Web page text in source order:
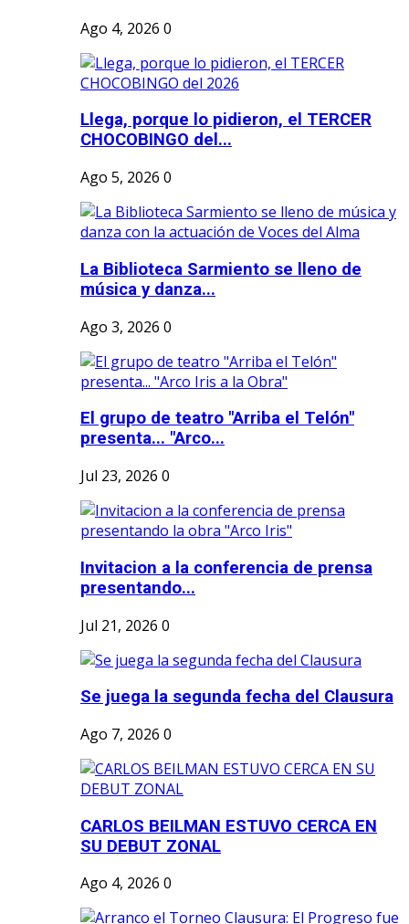
Ago 4, 2026 0
Llega, porque lo pidieron, el TERCER
CHOCOBINGO del...
Ago 5, 2026 0
La Biblioteca Sarmiento se lleno de
música y danza...
Ago 3, 2026 0
El grupo de teatro "Arriba el Telón"
presenta... "Arco...
Jul 23, 2026 0
Invitacion a la conferencia de prensa
presentando...
Jul 21, 2026 0
Se juega la segunda fecha del Clausura
Ago 7, 2026 0
CARLOS BEILMAN ESTUVO CERCA EN
SU DEBUT ZONAL
Ago 4, 2026 0